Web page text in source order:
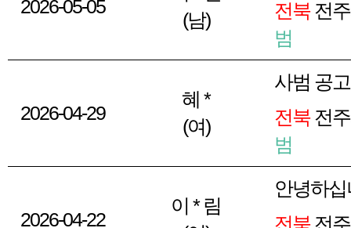
2026-05-05
(남)
전북전주
범
2026-04-29
혜 *
(여)
사범 공고
전북전주
범
2026-04-22
이 * 림
안녕하
전북전주